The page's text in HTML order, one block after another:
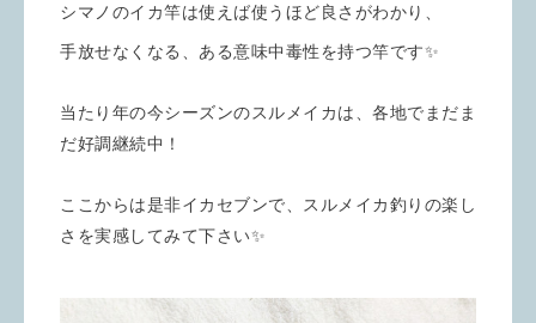
シマノのイカ竿は使えば使うほど良さがわかり、
手放せなくなる、ある意味中毒性を持つ竿です✨
当たり年の今シーズンのスルメイカは、各地でまだま
だ好調継続中！
ここからは是非イカセブンで、
スルメイカ釣りの楽し
さを実感してみて下さい✨